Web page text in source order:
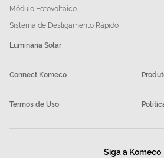
Módulo Fotovoltaico
Sistema de Desligamento Rápido
Luminária Solar
Connect Komeco
Termos de Uso
Siga a Komeco